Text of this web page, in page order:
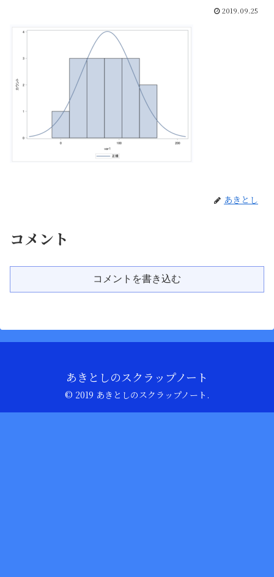
2019.09.25
あきとし
コメント
コメントを書き込む
あきとしのスクラップノート
© 2019 あきとしのスクラップノート.